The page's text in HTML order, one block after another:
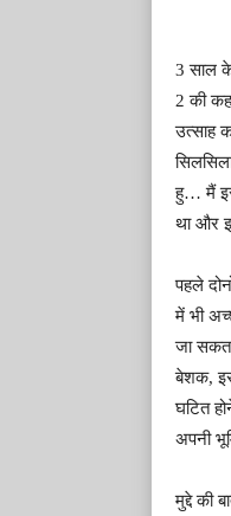
3 साल
2 की
उत्साह
हु… मैं
था और
पहले
में भी
जा
बेशक, इस
घटित
अपनी
मुद्दे की